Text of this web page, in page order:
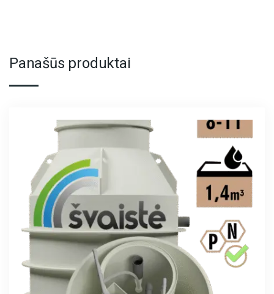
Panašūs produktai